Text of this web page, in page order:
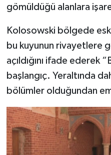
gömüldüğü alanlara
Kolosowski bölgede
bu kuyunun rivayetlere
açıldığını ifade ederek
başlangıç. Yeraltında
bölümler olduğundan
Tavşanlı
Teknoloji
Video Galeri
Yaşam